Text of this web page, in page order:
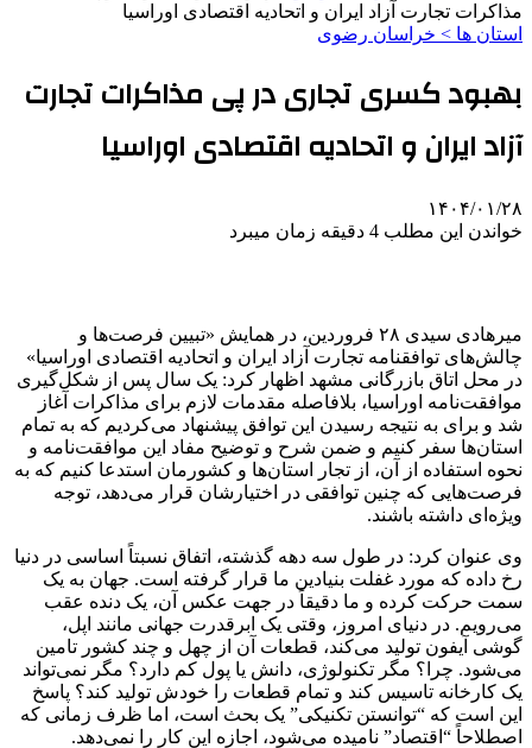
مذاکرات تجارت آزاد ایران و اتحادیه اقتصادی اوراسیا
استان ها > خراسان رضوی
بهبود کسری تجاری در پی مذاکرات تجارت
آزاد ایران و اتحادیه اقتصادی اوراسیا
۱۴۰۴/۰۱/۲۸
خواندن این مطلب 4 دقیقه زمان میبرد
میرهادی سیدی ۲۸ فروردین، در همایش «تبیین فرصت‌ها و
چالش‌های توافقنامه تجارت آزاد ایران و اتحادیه اقتصادی اوراسیا»
در محل اتاق بازرگانی مشهد اظهار کرد: یک سال پس از شکل‌گیری
موافقت‌نامه اوراسیا، بلافاصله مقدمات لازم برای مذاکرات آغاز
شد و برای به نتیجه رسیدن این توافق پیشنهاد می‌کردیم که به تمام
استان‌ها سفر کنیم و ضمن شرح و توضیح مفاد این موافقت‌نامه و
نحوه استفاده از آن، از تجار استان‌ها و کشورمان استدعا کنیم که به
فرصت‌هایی که چنین توافقی در اختیارشان قرار می‌دهد، توجه
ویژه‌ای داشته باشند.
وی عنوان کرد: در طول سه دهه گذشته، اتفاق نسبتاً اساسی در دنیا
رخ داده که مورد غفلت بنیادین ما قرار گرفته است. جهان به یک
سمت حرکت کرده و ما دقیقاً در جهت عکس آن، یک دنده عقب
می‌رویم. در دنیای امروز، وقتی یک ابرقدرت جهانی مانند اپل،
گوشی آیفون تولید می‌کند، قطعات آن از چهل و چند کشور تامین
می‌شود. چرا؟ مگر تکنولوژی، دانش یا پول کم دارد؟ مگر نمی‌تواند
یک کارخانه تاسیس کند و تمام قطعات را خودش تولید کند؟ پاسخ
این است که “توانستن تکنیکی” یک بحث است، اما ظرف زمانی که
اصطلاحاً “اقتصاد” نامیده می‌شود، اجازه این کار را نمی‌دهد.